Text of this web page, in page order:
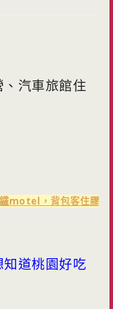
汽車旅館住
motel，背包客住膠
道桃園好吃